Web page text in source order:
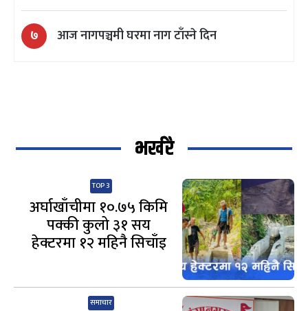
७ आज नागपञ्चमी घरमा नाग टाँस्ने दिन
भर्खरै
TOP 3
अर्घाखाँचीमा १०.७५ किमि
पक्की कुलो ३१ सय
हेक्टरमा १२ महिनै सिचाँइ
समाचार